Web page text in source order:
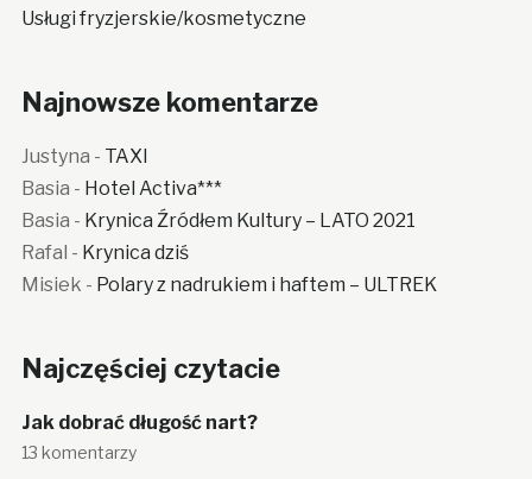
Usługi fryzjerskie/kosmetyczne
Najnowsze komentarze
Justyna - TAXI
Basia - Hotel Activa***
Basia - Krynica Źródłem Kultury – LATO 2021
Rafal - Krynica dziś
Misiek - Polary z nadrukiem i haftem – ULTREK
Najczęściej czytacie
Jak dobrać długość nart?
13 komentarzy